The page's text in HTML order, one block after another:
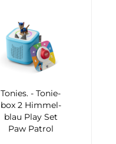
To­nies. - To­nie­
box 2 Him­mel­
blau Play Set
Paw Pa­trol